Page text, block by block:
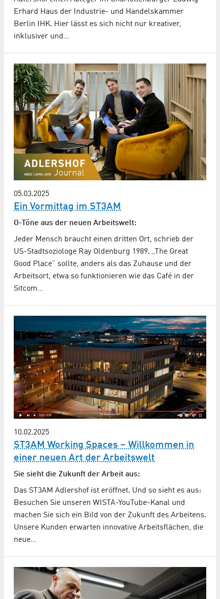
Erhard Haus der Industrie- und Handelskammer
Berlin IHK. Hier lässt es sich nicht nur kreativer,
inklusiver und…
05.03.2025
Ein Vormittag im ST3AM
O-Töne aus der neuen Arbeitswelt:
Jeder Mensch braucht einen dritten Ort, schrieb der
US-Stadtsoziologe Ray Oldenburg 1989. „The Great
Good Place” sollte, anders als das Zuhause und der
Arbeitsort, etwa so funktionieren wie das Café in der
Sitcom…
10.02.2025
ST3AM Working Spaces – Willkommen in
einer neuen Art der Arbeitswelt
Sie sieht die Zukunft der Arbeit aus:
Das ST3AM Adlershof ist eröffnet. Und so sieht es aus:
Besuchen Sie unseren WISTA-YouTube-Kanal und
machen Sie sich ein Bild von der Zukunft des Arbeitens.
Unsere Kunden erwarten innovative Arbeitsflächen, die
neue…